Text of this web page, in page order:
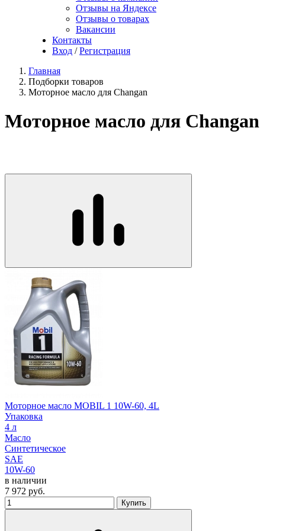
Отзывы на Яндексе
Отзывы о товарах
Вакансии
Контакты
Вход / Регистрация
Главная
Подборки товаров
Моторное масло для Changan
Моторное масло для Changan
Моторное масло MOBIL 1 10W-60, 4L
Упаковка
4 л
Масло
Синтетическое
SAE
10W-60
в наличии
7 972 руб.
Купить